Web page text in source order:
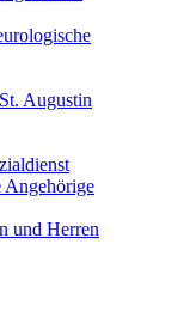
Augustin
Angehörige
und Herren